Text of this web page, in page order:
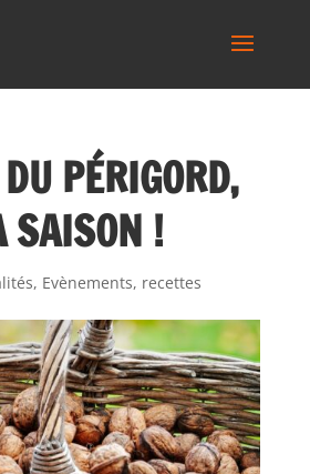
PÉRIGORD,
SAISON !
, Evènements, recettes